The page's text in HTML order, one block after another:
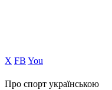
Х FB You
Про спорт українською